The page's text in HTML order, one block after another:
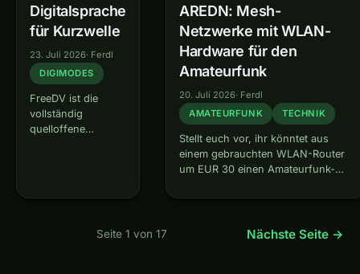
Digitalsprache
für Kurzwelle
23. Juli 2026· Ferdl
DIGIMODES
FreeDV ist die
vollständig
quelloffene
lizenzpflichtigen
AREDN: Mesh-
Netzwerke mit WLAN-
Hardware für den
Amateurfunk
20. Juli 2026· Ferdl
AMATEURFUNK
TECHNIK
Stellt euch vor, ihr könntet aus
einem gebrauchten WLAN-Router
um EUR 30 einen Amateurfunk-
automatisch mit anderen Knoten
Netzwerk bildet und Dienste wie
Seite 1 von 17 Nächste Seite →